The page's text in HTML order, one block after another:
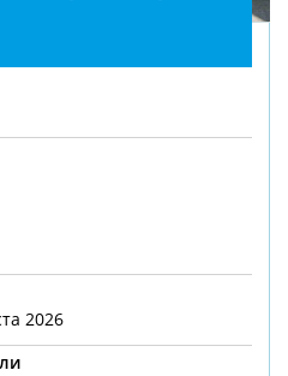
2026